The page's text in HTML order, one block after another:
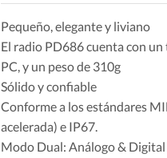
Pequeño, elegante y liviano
El radio PD686 cuenta con
PC, y un peso de 310g
Sólido y confiable
Conforme a los estándares
acelerada) e IP67.
Modo Dual: Análogo & Digital